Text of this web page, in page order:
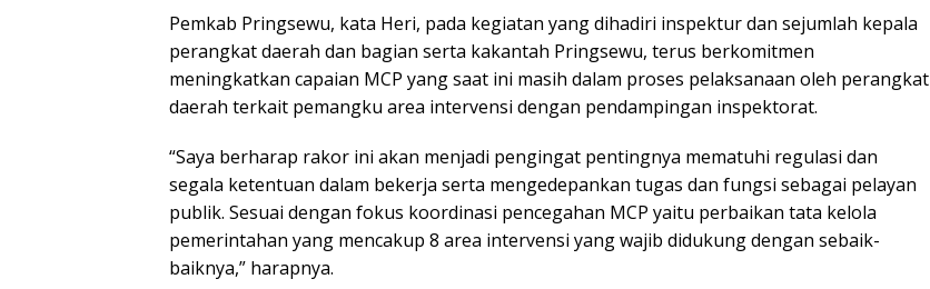
Pemkab Pringsewu, kata Heri, pada kegiatan yang dihadiri inspektur dan sejumlah kepala
perangkat daerah dan bagian serta kakantah Pringsewu, terus berkomitmen
meningkatkan capaian MCP yang saat ini masih dalam proses pelaksanaan oleh perangkat
daerah terkait pemangku area intervensi dengan pendampingan inspektorat.
“Saya berharap rakor ini akan menjadi pengingat pentingnya mematuhi regulasi dan
segala ketentuan dalam bekerja serta mengedepankan tugas dan fungsi sebagai pelayan
publik. Sesuai dengan fokus koordinasi pencegahan MCP yaitu perbaikan tata kelola
pemerintahan yang mencakup 8 area intervensi yang wajib didukung dengan sebaik-
baiknya,” harapnya.